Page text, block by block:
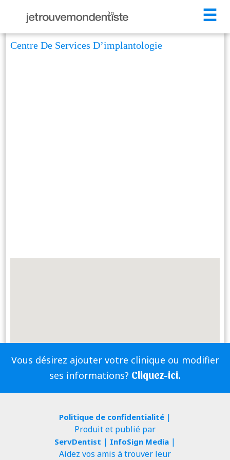
☰
Centre De Services D’implantologie
Vous désirez ajouter votre clinique ou modifier
ses informations? Cliquez-ici.
Politique de confidentialité|
Produit et publié par
ServDentist | InfoSign Media|
Aidez vos amis à trouver leur